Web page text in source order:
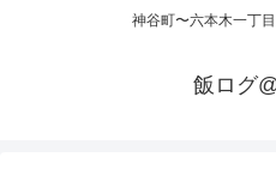
神谷町〜六本木一丁
飯ログ